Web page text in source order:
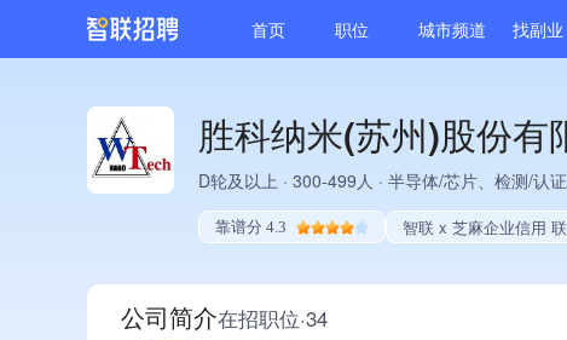
首页 职位 城市频道 找副业
胜科纳米(苏州)股份有
D轮及以上 · 300-499人 · 半导体/芯片、检测/认
靠谱分 4.3 智联 x 芝麻企业信用
公司简介在招职位·34